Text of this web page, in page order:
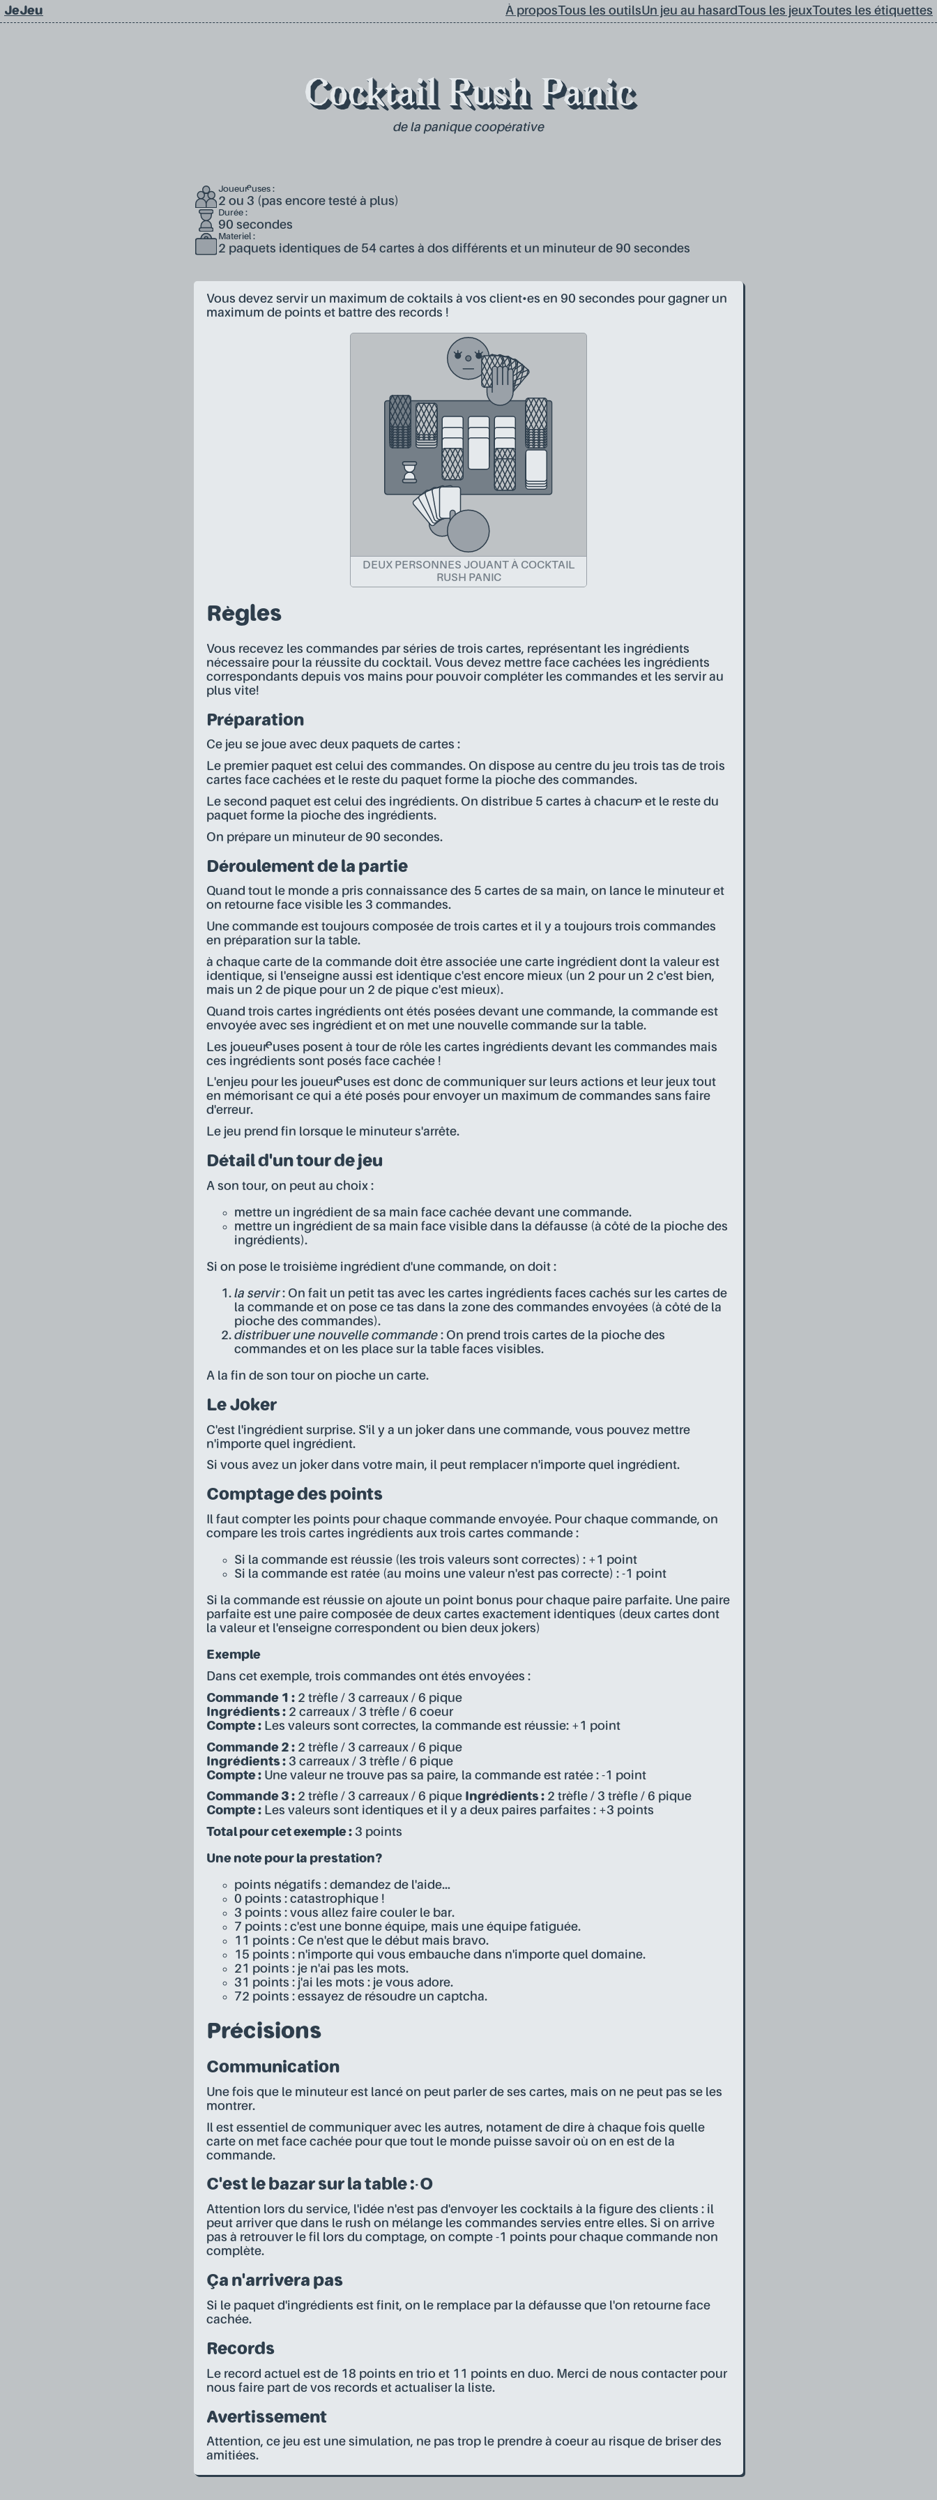
JeJeu À proposTous les outilsUn jeu au hasardTous les jeuxToutes les étiquettes
Cocktail Rush Panic
de la panique coopérative
Joueur·euses :
2 ou 3 (pas encore testé à plus)
Durée :
90 secondes
Materiel :
2 paquets identiques de 54 cartes à dos différents et un minuteur de 90 secondes
Vous devez servir un maximum de coktails à vos client•es en 90 secondes pour gagner un
maximum de points et battre des records !
DEUX PERSONNES JOUANT À COCKTAIL
RUSH PANIC
Règles
Vous recevez les commandes par séries de trois cartes, représentant les ingrédients
nécessaire pour la réussite du cocktail. Vous devez mettre face cachées les ingrédients
correspondants depuis vos mains pour pouvoir compléter les commandes et les servir au
plus vite!
Préparation
Ce jeu se joue avec deux paquets de cartes :
Le premier paquet est celui des commandes. On dispose au centre du jeu trois tas de trois
cartes face cachées et le reste du paquet forme la pioche des commandes.
Le second paquet est celui des ingrédients. On distribue 5 cartes à chacun·e et le reste du
paquet forme la pioche des ingrédients.
On prépare un minuteur de 90 secondes.
Déroulement de la partie
Quand tout le monde a pris connaissance des 5 cartes de sa main, on lance le minuteur et
on retourne face visible les 3 commandes.
Une commande est toujours composée de trois cartes et il y a toujours trois commandes
en préparation sur la table.
à chaque carte de la commande doit être associée une carte ingrédient dont la valeur est
identique, si l'enseigne aussi est identique c'est encore mieux (un 2 pour un 2 c'est bien,
mais un 2 de pique pour un 2 de pique c'est mieux).
Quand trois cartes ingrédients ont étés posées devant une commande, la commande est
envoyée avec ses ingrédient et on met une nouvelle commande sur la table.
Les joueur·euses posent à tour de rôle les cartes ingrédients devant les commandes mais
ces ingrédients sont posés face cachée !
L'enjeu pour les joueur·euses est donc de communiquer sur leurs actions et leur jeux tout
en mémorisant ce qui a été posés pour envoyer un maximum de commandes sans faire
d'erreur.
Le jeu prend fin lorsque le minuteur s'arrête.
Détail d'un tour de jeu
A son tour, on peut au choix :
mettre un ingrédient de sa main face cachée devant une commande.
mettre un ingrédient de sa main face visible dans la défausse (à côté de la pioche des
ingrédients).
Si on pose le troisième ingrédient d'une commande, on doit :
la servir: On fait un petit tas avec les cartes ingrédients faces cachés sur les cartes de
la commande et on pose ce tas dans la zone des commandes envoyées (à côté de la
pioche des commandes).
distribuer une nouvelle commande : On prend trois cartes de la pioche des
commandes et on les place sur la table faces visibles.
A la fin de son tour on pioche un carte.
Le Joker
C'est l'ingrédient surprise. S'il y a un joker dans une commande, vous pouvez mettre
n'importe quel ingrédient.
Si vous avez un joker dans votre main, il peut remplacer n'importe quel ingrédient.
Comptage des points
Il faut compter les points pour chaque commande envoyée. Pour chaque commande, on
compare les trois cartes ingrédients aux trois cartes commande :
Si la commande est réussie (les trois valeurs sont correctes) : +1 point
Si la commande est ratée (au moins une valeur n'est pas correcte) : -1 point
Si la commande est réussie on ajoute un point bonus pour chaque paire parfaite. Une paire
parfaite est une paire composée de deux cartes exactement identiques (deux cartes dont
la valeur et l'enseigne correspondent ou bien deux jokers)
Exemple
Dans cet exemple, trois commandes ont étés envoyées :
Commande 1 : 2 trèfle / 3 carreaux / 6 pique
Ingrédients : 2 carreaux / 3 trèfle / 6 coeur
Compte : Les valeurs sont correctes, la commande est réussie: +1 point
Commande 2 : 2 trèfle / 3 carreaux / 6 pique
Ingrédients : 3 carreaux / 3 trèfle / 6 pique
Compte : Une valeur ne trouve pas sa paire, la commande est ratée : -1 point
Commande 3 : 2 trèfle / 3 carreaux / 6 pique Ingrédients : 2 trèfle / 3 trèfle / 6 pique
Compte : Les valeurs sont identiques et il y a deux paires parfaites : +3 points
Total pour cet exemple : 3 points
Une note pour la prestation?
points négatifs : demandez de l'aide...
0 points : catastrophique !
3 points : vous allez faire couler le bar.
7 points : c'est une bonne équipe, mais une équipe fatiguée.
11 points : Ce n'est que le début mais bravo.
15 points : n'importe qui vous embauche dans n'importe quel domaine.
21 points : je n'ai pas les mots.
31 points : j'ai les mots : je vous adore.
72 points : essayez de résoudre un captcha.
Précisions
Communication
Une fois que le minuteur est lancé on peut parler de ses cartes, mais on ne peut pas se les
montrer.
Il est essentiel de communiquer avec les autres, notament de dire à chaque fois quelle
carte on met face cachée pour que tout le monde puisse savoir où on en est de la
commande.
C'est le bazar sur la table :-O
Attention lors du service, l'idée n'est pas d'envoyer les cocktails à la figure des clients : il
peut arriver que dans le rush on mélange les commandes servies entre elles. Si on arrive
pas à retrouver le fil lors du comptage, on compte -1 points pour chaque commande non
complète.
Ça n'arrivera pas
Si le paquet d'ingrédients est finit, on le remplace par la défausse que l'on retourne face
cachée.
Records
Le record actuel est de 18 points en trio et 11 points en duo. Merci de nous contacter pour
nous faire part de vos records et actualiser la liste.
Avertissement
Attention, ce jeu est une simulation, ne pas trop le prendre à coeur au risque de briser des
amitiées.